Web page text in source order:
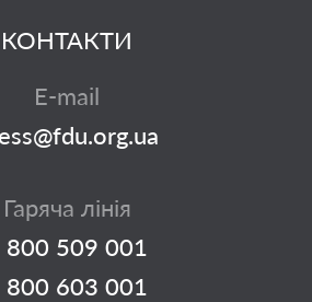
КОНТАКТИ
E-mail
Гаряча лінія
800 509 001
800 603 001